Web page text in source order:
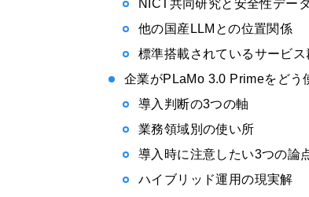
NICT共同研究と安全性デー
他の国産LLMとの位置関係
標準搭載されているサービス
企業がPLaMo 3.0 Primeをど
導入判断の3つの軸
業務領域別の使い所
導入時に注意したい3つの論
ハイブリッド運用の現実解